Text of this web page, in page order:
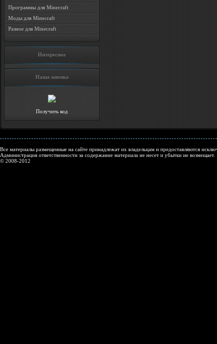
Программы для Minecraft
Моды для Minecraft
Разное для Minecraft
Интересное
Наша кнопка
Получить код
Все материалы размещенные на сайте принадлежат их владельцам и предоставляются
Администрация ответственности за содержание материала не несет и убытки не возмещает.
© 2008-2012